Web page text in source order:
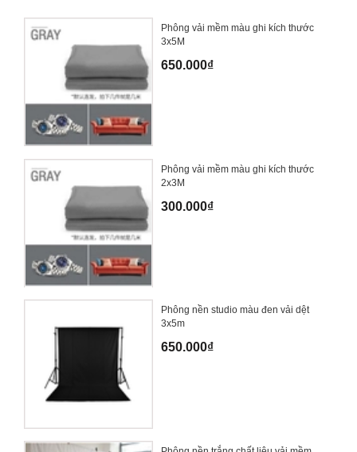
Phông vải mềm màu ghi kích thước
3x5M
650.000₫
Phông vải mềm màu ghi kích thước
2x3M
300.000₫
Phông nền studio màu đen vải dệt
3x5m
650.000₫